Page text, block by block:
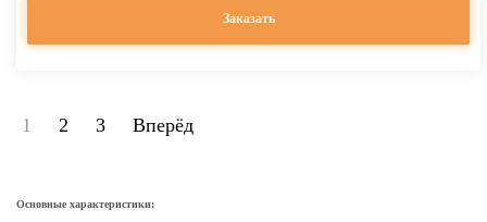
Заказать
1 2 3 Вперёд
Основные характеристики: